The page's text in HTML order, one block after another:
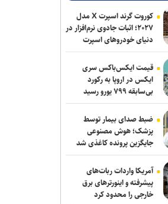
کوروت گرند اسپرت X مدل
۲۰۲۷؛ اثبات جادوی نرم‌افزار در
دنیای خودروهای اسپرت
قیمت ایکس‌باکس سری
ایکس در اروپا به رکورد
بی‌سابقه ۷۹۹ یورو رسید
ضبط صدای بیمار توسط
پزشک؛ هوش مصنوعی
جایگزین پرونده کاغذی شد
آمریکا واردات ربات‌های
پیشرفته و اینورترهای برق
خارجی را محدود کرد